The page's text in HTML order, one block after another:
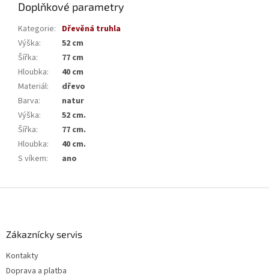
Doplňkové parametry
Kategorie: Dřevěná truhla
Výška:
52 cm
Šířka:
77 cm
Hloubka:
40 cm
Materiál:
dřevo
Barva:
natur
Výška:
52 cm.
Šířka:
77 cm.
Hloubka:
40 cm.
S víkem: ano
Zákaznícky servis
Kontakty
Doprava a platba